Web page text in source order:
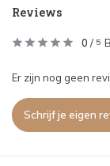
Reviews
0 / 5
Er zijn nog geen
Schrijf je eigen